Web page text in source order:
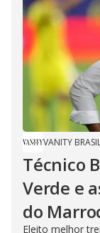
VANITY
Técnico
Verde e
do
Eleito melhor